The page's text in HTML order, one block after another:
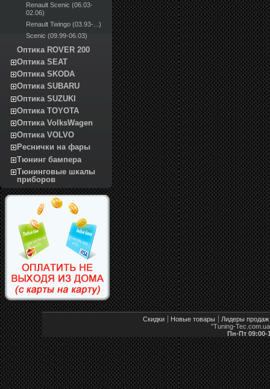
Renault Scenic (06.03-
02.06)
Renault Twingo (03.93-...)
Scenic (09.99-06.03)
Оптика ROVER 200
Оптика SEAT
Оптика SKODA
Оптика SUBARU
Оптика SUZUKI
Оптика TOYOTA
Оптика VolksWagen
Оптика VOLVO
Реснички на фары
Тюнинг бампера
Тюнинговые шкалы
приборов
Скидки Новые товары
Лидеры продаж
"Tuning-
Пн-Пт 09:00-